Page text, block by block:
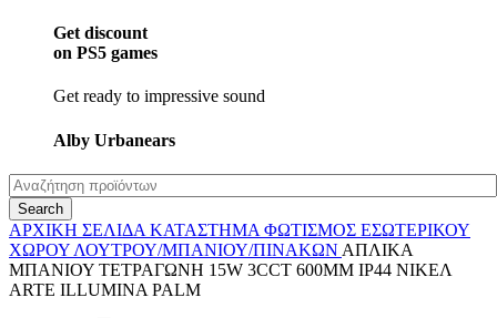
Get discount
on PS5 games
Get ready to impressive sound
Alby Urbanears
Search
ΑΡΧΙΚΉ ΣΕΛΊΔΑ ΚΑΤΆΣΤΗΜΑ ΦΩΤΙΣΜΌΣ ΕΣΩΤΕΡΙΚΟΎ
ΧΏΡΟΥ ΛΟΥΤΡΟΎ/ΜΠΆΝΙΟΥ/ΠΙΝΆΚΩΝ ΑΠΛΙΚΑ
ΜΠΑΝΙΟΥ ΤΕΤΡΑΓΩΝΗ 15W 3CCT 600MM IP44 ΝΙΚΕΛ
ARTE ILLUMINA PALM